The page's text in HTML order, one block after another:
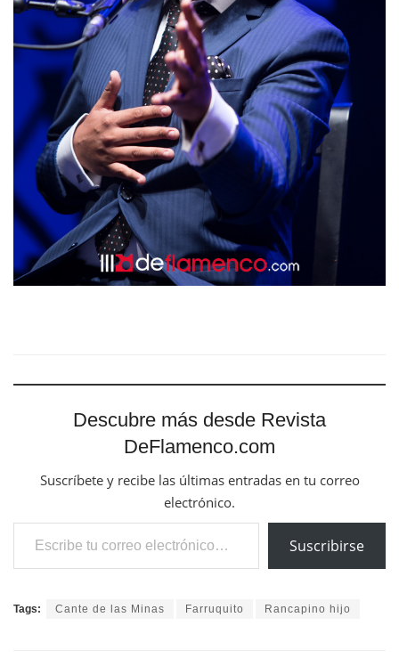
Descubre más desde Revista
DeFlamenco.com
Suscríbete y recibe las últimas entradas en tu correo
electrónico.
Escribe tu correo electrónico…
Suscribirse
Tags: Cante de las Minas Farruquito Rancapino hijo